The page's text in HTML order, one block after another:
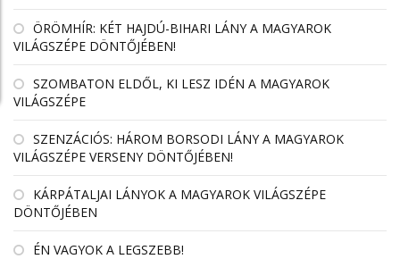
ÖRÖMHÍR: KÉT HAJDÚ-BIHARI LÁNY A MAGYAROK
VILÁGSZÉPE DÖNTŐJÉBEN!
SZOMBATON ELDŐL, KI LESZ IDÉN A MAGYAROK
VILÁGSZÉPE
SZENZÁCIÓS: HÁROM BORSODI LÁNY A MAGYAROK
VILÁGSZÉPE VERSENY DÖNTŐJÉBEN!
KÁRPÁTALJAI LÁNYOK A MAGYAROK VILÁGSZÉPE
DÖNTŐJÉBEN
ÉN VAGYOK A LEGSZEBB!